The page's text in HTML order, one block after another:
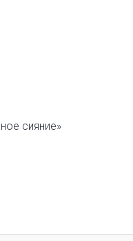
сияние»